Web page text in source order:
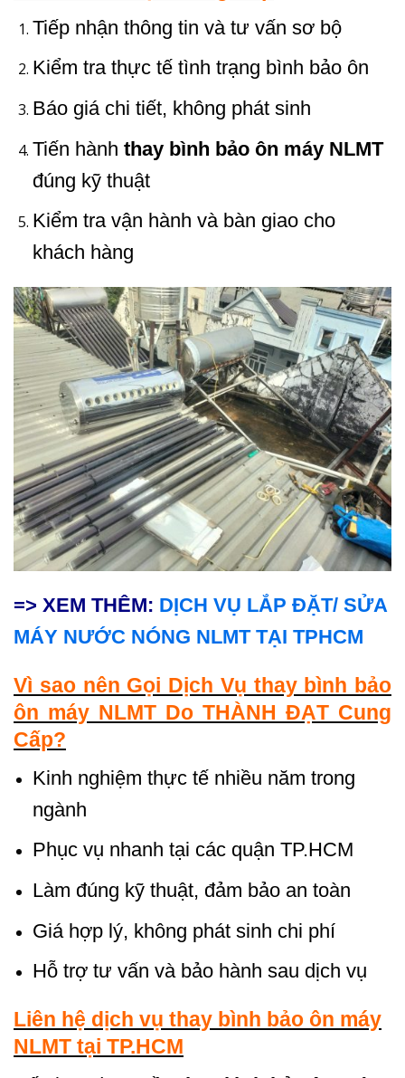
Tiếp nhận thông tin và tư vấn sơ bộ
Kiểm tra thực tế tình trạng bình bảo ôn
Báo giá chi tiết, không phát sinh
Tiến hành thay bình bảo ôn máy NLMT
đúng kỹ thuật
Kiểm tra vận hành và bàn giao cho
khách hàng
=> XEM THÊM: DỊCH VỤ LẮP ĐẶT/ SỬA
MÁY NƯỚC NÓNG NLMT TẠI TPHCM
Vì sao nên Gọi Dịch Vụ thay bình bảo
ôn máy NLMT Do THÀNH ĐẠT Cung
Cấp?
Kinh nghiệm thực tế nhiều năm trong
ngành
Phục vụ nhanh tại các quận TP.HCM
Làm đúng kỹ thuật, đảm bảo an toàn
Giá hợp lý, không phát sinh chi phí
Hỗ trợ tư vấn và bảo hành sau dịch vụ
Liên hệ dịch vụ thay bình bảo ôn máy
NLMT tại TP.HCM